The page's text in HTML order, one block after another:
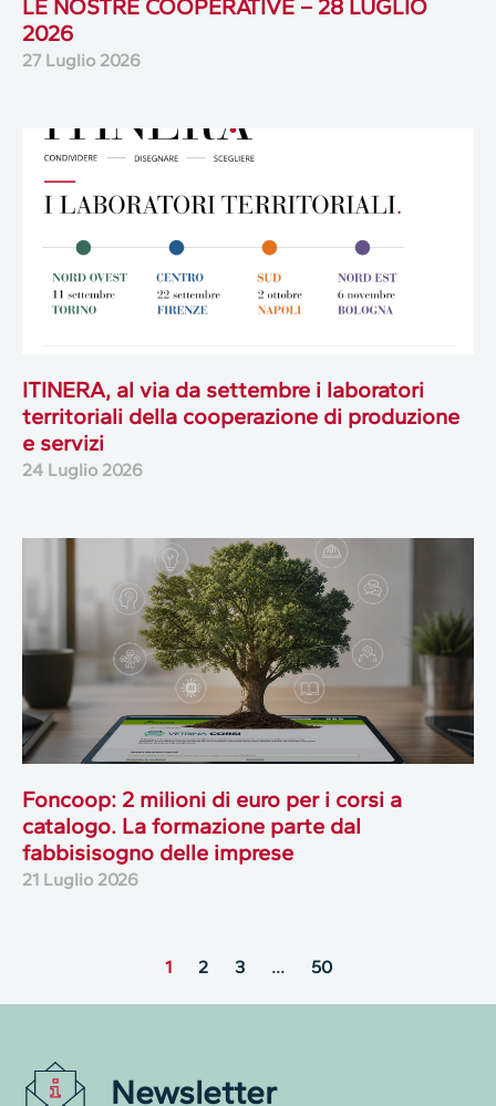
LE NOSTRE COOPERATIVE – 28 LUGLIO
2026
27 Luglio 2026
ITINERA, al via da settembre i laboratori
territoriali della cooperazione di produzione
e servizi
24 Luglio 2026
Foncoop: 2 milioni di euro per i corsi a
catalogo. La formazione parte dal
fabbisisogno delle imprese
21 Luglio 2026
1 2 3 … 50
Newsletter